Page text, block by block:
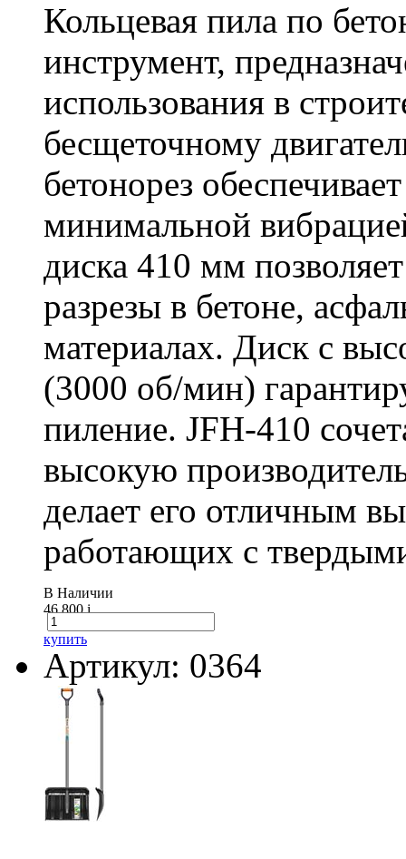
Кольцевая пила по
инструмент,
использования в
бесщеточному
бетонорез
минимальной
диска 410 мм
разрезы в бетоне,
материалах. Диск с
(3000 об/мин)
пиление. JFH-410
высокую
делает его отличным
работающих с
В Наличии
46 800i
купить
Артикул: 0364